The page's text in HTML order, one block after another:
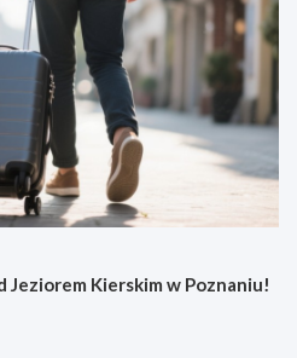
Jeziorem Kierskim w Poznaniu!